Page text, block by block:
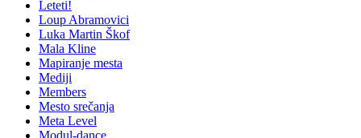
Leteti!
Loup Abramovici
Luka Martin Škof
Mala Kline
Mapiranje mesta
Mediji
Members
Mesto srečanja
Meta Level
Modul-dance